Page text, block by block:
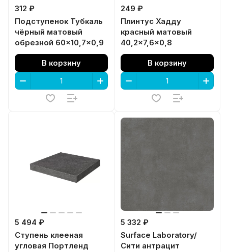
312 ₽
Подступенок Тубкаль
чёрный матовый
обрезной 60x10,7x0,9
В корзину
249 ₽
Плинтус Хадду
красный матовый
40,2x7,6x0,8
В корзину
5 494 ₽
Ступень клееная
угловая Портленд
5 332 ₽
Surface Laboratory/
Сити антрацит